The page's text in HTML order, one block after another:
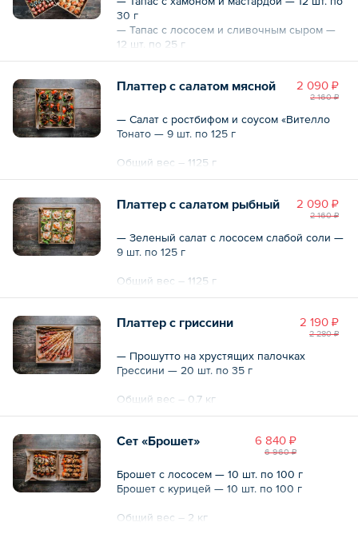
30 г
— Тапас с лососем и сливочным сыром —
12 шт. по 25 г
— Канапе клубника Дор Блю — 10 шт. по 25
— Канапе камамбер в фисташках с
— Канапе коллекция сыров с малиной — 10
шт. по 25 гр
Общий вес – 1410 г
2 090 ₽
2 160 ₽
Платтер с салатом мясной
— Салат с ростбифом и соусом «Вителло
Тонато — 9 шт. по 125 г
Общий вес – 1125 г
2 090 ₽
2 160 ₽
Платтер с салатом рыбный
— Зеленый салат с лососем слабой соли —
9 шт. по 125 г
Общий вес – 1125 г
2 190 ₽
2 280 ₽
Платтер с гриссини
— Прошутто на хрустящих палочках
Грессини — 20 шт. по 35 г
Общий вес – 0.7 кг
6 840 ₽
6 960 ₽
Сет «Брошет»
Брошет с лососем — 10 шт. по 100 г
Брошет с курицей — 10 шт. по 100 г
Общий вес – 2 кг